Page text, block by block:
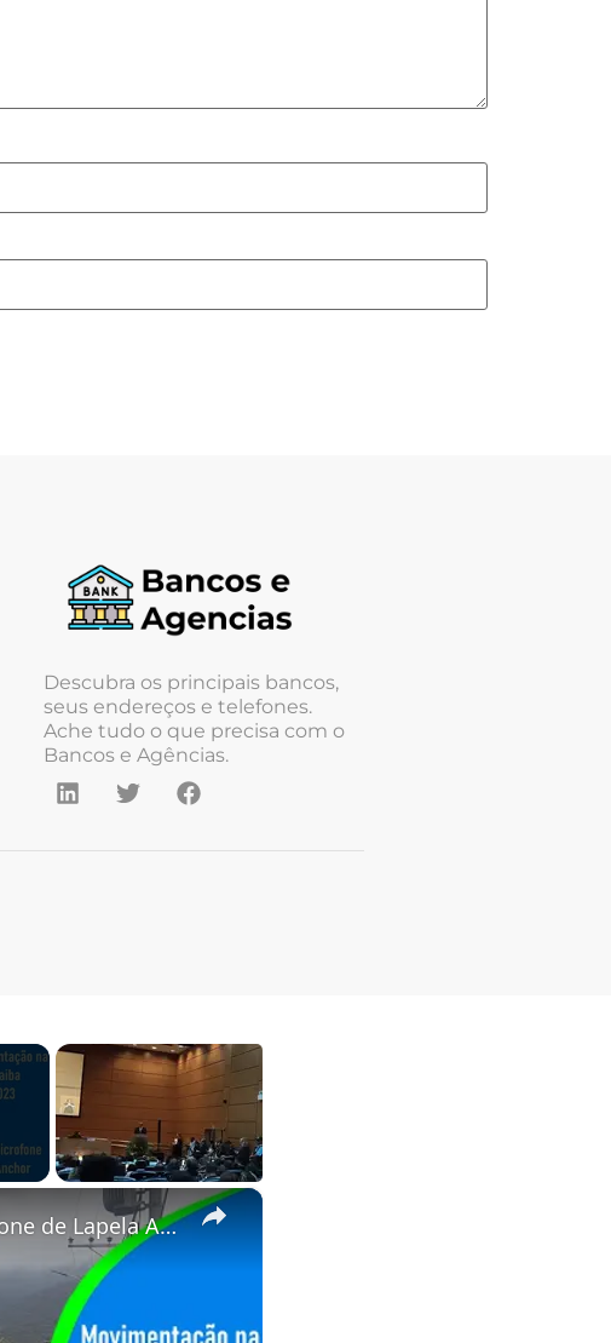
Descubra os principais bancos,
seus endereços e telefones.
Ache tudo o que precisa com o
Bancos e Agências.
×
Movimentação Rua Paraiba dia 29/09/2023 + Teste Microfone de Lapela Anchor